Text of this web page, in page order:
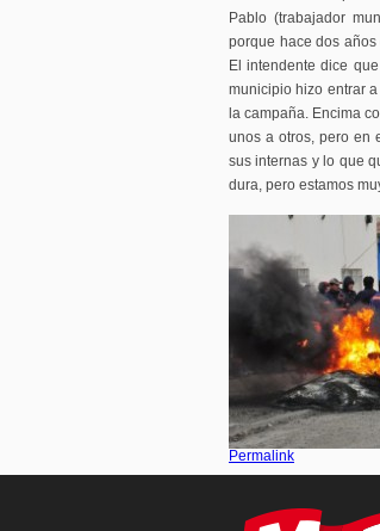
Pablo (trabajador
porque hace dos
El intendente dice
municipio hizo entrar
la campaña. Encima
unos a otros, pero en
sus internas y lo que
dura, pero estamos
Permalink